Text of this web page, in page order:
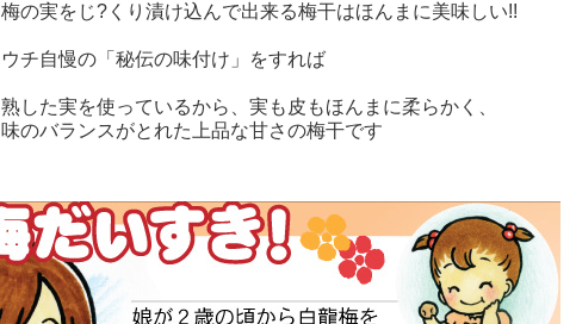
梅の実をじ?くり漬け込んで出来る梅干はほんまに美味しい!!
ウチ自慢の「秘伝の味付け」をすれば
熟した実を使っているから、実も皮もほんまに柔らかく、
味のバランスがとれた上品な甘さの梅干です